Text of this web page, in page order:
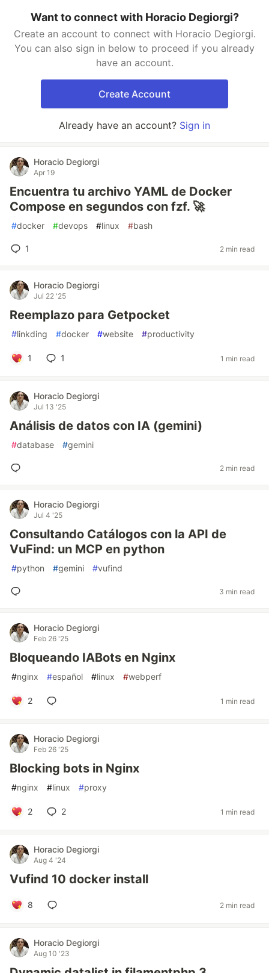
Want to connect with Horacio Degiorgi?
Create an account to connect with Horacio Degiorgi.
You can also sign in below to proceed if you already
have an account.
Create Account
Already have an account? Sign in
Horacio Degiorgi
Apr 19
Encuentra tu archivo YAML de Docker
Compose en segundos con fzf. 🚀
#docker #devops #linux #bash
1 2 min read
Horacio Degiorgi
Jul 22 '25
Reemplazo para Getpocket
#linkding #docker #website #productivity
1 1 1 min read
Horacio Degiorgi
Jul 13 '25
Análisis de datos con IA (gemini)
#database #gemini
2 min read
Horacio Degiorgi
Jul 4 '25
Consultando Catálogos con la API de
VuFind: un MCP en python
#python #gemini #vufind
3 min read
Horacio Degiorgi
Feb 26 '25
Bloqueando IABots en Nginx
#nginx #español #linux #webperf
2 1 min read
Horacio Degiorgi
Feb 26 '25
Blocking bots in Nginx
#nginx #linux #proxy
2 2 1 min read
Horacio Degiorgi
Aug 4 '24
Vufind 10 docker install
8 2 min read
Horacio Degiorgi
Aug 10 '23